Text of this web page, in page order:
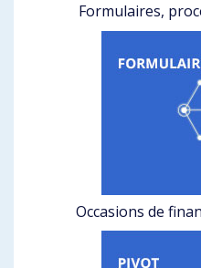
Formulaires,
Occasions de